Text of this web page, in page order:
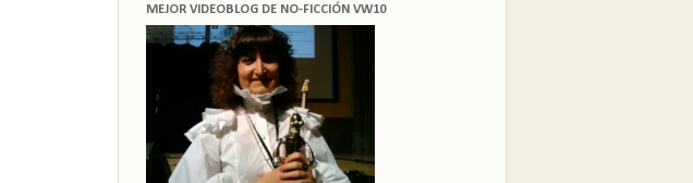
MEJOR VIDEOBLOG DE NO-FICCIÓN VW10